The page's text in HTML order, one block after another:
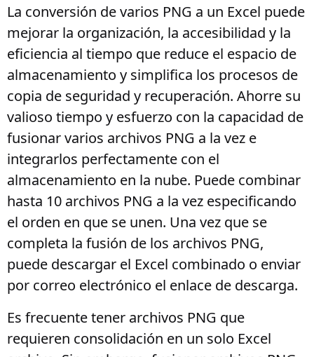
La conversión de varios PNG a un Excel puede
mejorar la organización, la accesibilidad y la
eficiencia al tiempo que reduce el espacio de
almacenamiento y simplifica los procesos de
copia de seguridad y recuperación. Ahorre su
valioso tiempo y esfuerzo con la capacidad de
fusionar varios archivos PNG a la vez e
integrarlos perfectamente con el
almacenamiento en la nube. Puede combinar
hasta 10 archivos PNG a la vez especificando
el orden en que se unen. Una vez que se
completa la fusión de los archivos PNG,
puede descargar el Excel combinado o enviar
por correo electrónico el enlace de descarga.
Es frecuente tener archivos PNG que
requieren consolidación en un solo Excel